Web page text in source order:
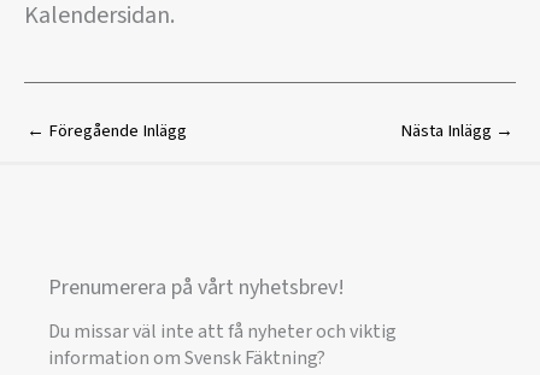
Kalendersidan.
← Föregående Inlägg Nästa Inlägg →
Prenumerera på vårt nyhetsbrev!
Du missar väl inte att få nyheter och viktig
information om Svensk Fäktning?